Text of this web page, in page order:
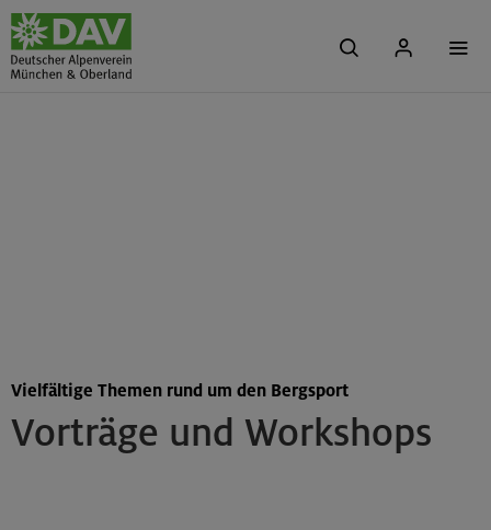
Vorträge und Workshops
Vielfältige Themen rund um den Bergsport